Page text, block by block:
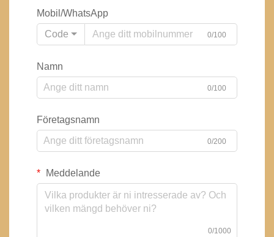
Mobil/WhatsApp
Code
0/100
Namn
0/100
Företagsnamn
0/200
Meddelande
0/1000